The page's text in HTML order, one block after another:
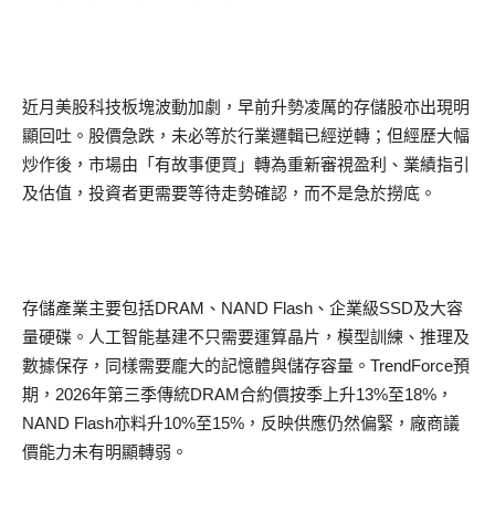
近月美股科技板塊波動加劇，早前升勢凌厲的存儲股亦出現明
顯回吐。股價急跌，未必等於行業邏輯已經逆轉；但經歷大幅
炒作後，市場由「有故事便買」轉為重新審視盈利、業績指引
及估值，投資者更需要等待走勢確認，而不是急於撈底。
存儲產業主要包括DRAM、NAND Flash、企業級SSD及大容
量硬碟。人工智能基建不只需要運算晶片，模型訓練、推理及
數據保存，同樣需要龐大的記憶體與儲存容量。TrendForce預
期，2026年第三季傳統DRAM合約價按季上升13%至18%，
NAND Flash亦料升10%至15%，反映供應仍然偏緊，廠商議
價能力未有明顯轉弱。